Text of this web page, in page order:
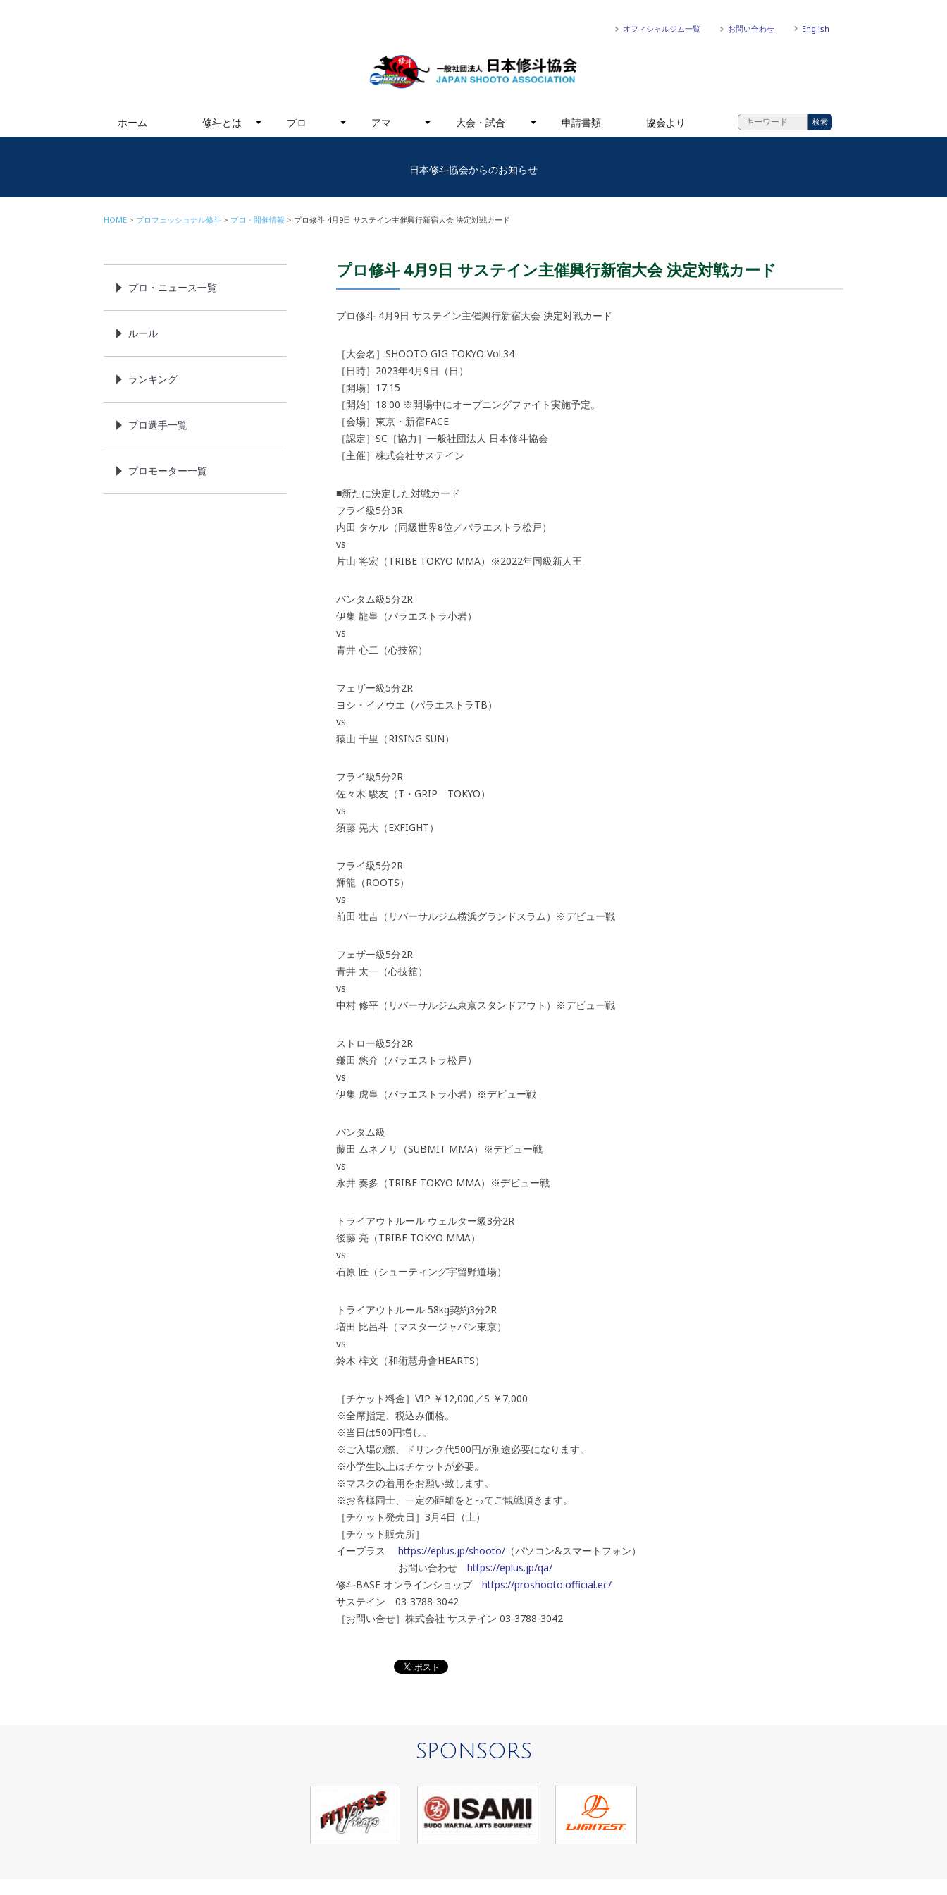
オフィシャルジム一覧 お問い合わせ English
ホーム 修斗とは プロ アマ 大会・試合 申請書類 協会より
日本修斗協会からのお知らせ
HOME プロフェッショナル修斗 プロ・開催情報 プロ修斗 4月9日 サステイン主催興行新宿大会 決定対戦カード
プロ修斗 4月9日 サステイン主催興行新宿大会 決定対戦カード
プロ修斗 4月9日 サステイン主催興行新宿大会 決定対戦カード
［大会名］SHOOTO GIG TOKYO Vol.34
［日時］2023年4月9日（日）
［開場］17:15
［開始］18:00 ※開場中にオープニングファイト実施予定。
［会場］東京・新宿FACE
［認定］SC［協力］一般社団法人 日本修斗協会
［主催］株式会社サステイン
■新たに決定した対戦カード
フライ級5分3R
内田 タケル（同級世界8位／パラエストラ松戸）
vs
片山 将宏（TRIBE TOKYO MMA）※2022年同級新人王
バンタム級5分2R
伊集 龍皇（パラエストラ小岩）
vs
青井 心二（心技舘）
フェザー級5分2R
ヨシ・イノウエ（パラエストラTB）
vs
猿山 千里（RISING SUN）
フライ級5分2R
佐々木 駿友（T・GRIP TOKYO）
vs
須藤 晃大（EXFIGHT）
フライ級5分2R
輝龍（ROOTS）
vs
前田 壮吉（リバーサルジム横浜グランドスラム）※デビュー戦
フェザー級5分2R
青井 太一（心技舘）
vs
中村 修平（リバーサルジム東京スタンドアウト）※デビュー戦
ストロー級5分2R
鎌田 悠介（パラエストラ松戸）
vs
伊集 虎皇（パラエストラ小岩）※デビュー戦
バンタム級
藤田 ムネノリ（SUBMIT MMA）※デビュー戦
vs
永井 奏多（TRIBE TOKYO MMA）※デビュー戦
トライアウトルール ウェルター級3分2R
後藤 亮（TRIBE TOKYO MMA）
vs
石原 匠（シューティング宇留野道場）
トライアウトルール 58kg契約3分2R
増田 比呂斗（マスタージャパン東京）
vs
鈴木 梓文（和術慧舟會HEARTS）
［チケット料金］VIP ￥12,000／S ￥7,000
※全席指定、税込み価格。
※当日は500円増し。
※ご入場の際、ドリンク代500円が別途必要になります。
※小学生以上はチケットが必要。
※マスクの着用をお願い致します。
※お客様同士、一定の距離をとってご観戦頂きます。
［チケット発売日］3月4日（土）
［チケット販売所］
イープラス https://eplus.jp/shooto/ （パソコン&スマートフォン）
お問い合わせ https://eplus.jp/qa/
修斗BASE オンラインショップ https://proshooto.official.ec/
サステイン 03-3788-3042
［お問い合せ］株式会社 サステイン 03-3788-3042
プロ・ニュース一覧
ルール
ランキング
プロ選手一覧
プロモーター一覧
SPONSORS